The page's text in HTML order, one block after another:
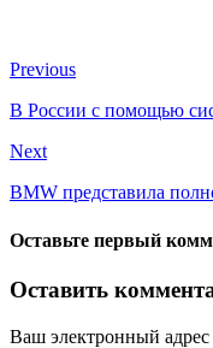
Previous
В России с помощью
Next
BMW представила
Оставьте первый
Оставить
Ваш электронный адрес